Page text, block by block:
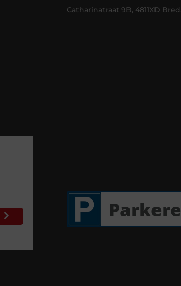
Catharinatraat 9B, 4811XD